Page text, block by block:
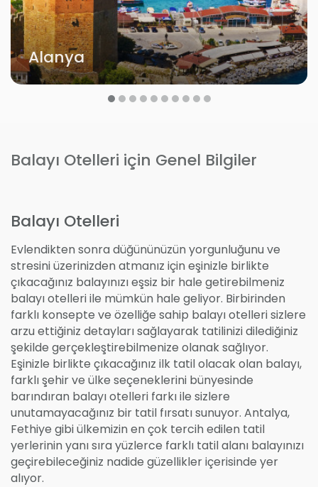
Alanya
1 2 3 4 5 6 7 8 9 10
Balayı Otelleri için Genel Bilgiler
Balayı Otelleri
Evlendikten sonra düğününüzün yorgunluğunu ve
stresini üzerinizden atmanız için eşinizle birlikte
çıkacağınız balayınızı eşsiz bir hale getirebilmeniz
balayı otelleri ile mümkün hale geliyor. Birbirinden
farklı konsepte ve özelliğe sahip balayı otelleri sizlere
arzu ettiğiniz detayları sağlayarak tatilinizi dilediğiniz
şekilde gerçekleştirebilmenize olanak sağlıyor.
Eşinizle birlikte çıkacağınız ilk tatil olacak olan balayı,
farklı şehir ve ülke seçeneklerini bünyesinde
barındıran balayı otelleri farkı ile sizlere
unutamayacağınız bir tatil fırsatı sunuyor. Antalya,
Fethiye gibi ülkemizin en çok tercih edilen tatil
yerlerinin yanı sıra yüzlerce farklı tatil alanı balayınızı
geçirebileceğiniz nadide güzellikler içerisinde yer
alıyor.